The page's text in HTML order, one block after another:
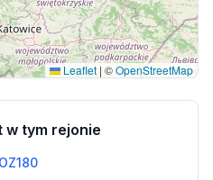
Leaflet | ©OpenStreetMap
w tym rejonie